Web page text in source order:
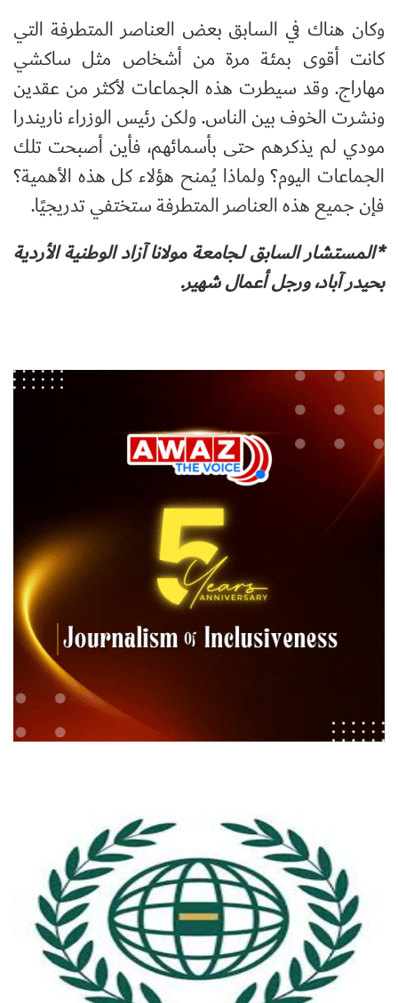
وكان هناك في السابق بعض العناصر المتطرفة التي
كانت أقوى بمئة مرة من أشخاص مثل ساكشي
مهاراج. وقد سيطرت هذه الجماعات لأكثر من عقدين
ونشرت الخوف بين الناس. ولكن رئيس الوزراء ناريندرا
مودي لم يذكرهم حتى بأسمائهم، فأين أصبحت تلك
الجماعات اليوم؟ ولماذا يُمنح هؤلاء كل هذه الأهمية؟
فإن جميع هذه العناصر المتطرفة ستختفي تدريجيًا.
*المستشار السابق لـجامعة مولانا آزاد الوطنية الأردية
بحيدر آباد، ورجل أعمال شهير.